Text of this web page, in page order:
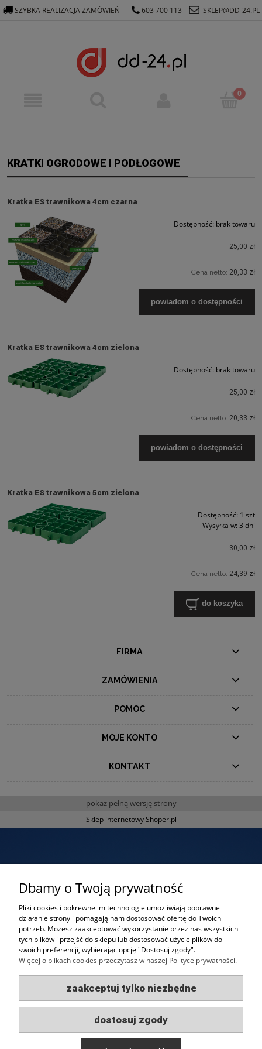
SZYBKA REALIZACJA ZAMÓWIEŃ 603 700 113 SKLEP@DD-24.PL
KRATKI OGRODOWE I PODŁOGOWE
Kratka ES trawnikowa 4cm czarna
Dostępność: brak towaru
25,00 zł
Cena netto: 20,33 zł
powiadom o dostępności
Kratka ES trawnikowa 4cm zielona
Dostępność: brak towaru
25,00 zł
Cena netto: 20,33 zł
powiadom o dostępności
Kratka ES trawnikowa 5cm zielona
Dostępność: 1 szt
Wysyłka w: 3 dni
30,00 zł
Cena netto: 24,39 zł
do koszyka
FIRMA
ZAMÓWIENIA
POMOC
MOJE KONTO
KONTAKT
pokaż pełną wersję strony
Sklep internetowy Shoper.pl
Dbamy o Twoją prywatność
Pliki cookies i pokrewne im technologie umożliwiają poprawne
działanie strony i pomagają nam dostosować ofertę do Twoich
potrzeb. Możesz zaakceptować wykorzystanie przez nas wszystkich
tych plików i przejść do sklepu lub dostosować użycie plików do
swoich preferencji, wybierając opcję "Dostosuj zgody".
Więcej o plikach cookies przeczytasz w naszej Polityce prywatności.
zaakceptuj tylko niezbędne
dostosuj zgody
Oferta indywidualna?
Napisz do nas aby otrzymać ofertę
skrojoną pod Twoje potrzeby!
Zapytaj o ofertę